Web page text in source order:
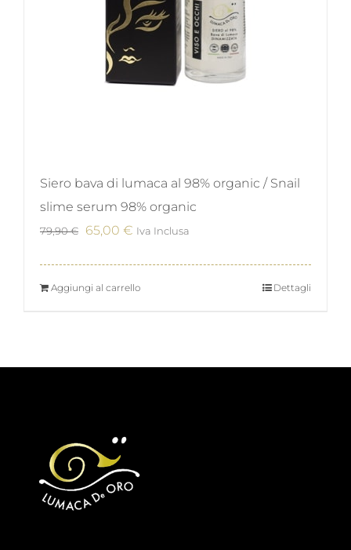
Siero bava di lumaca al 98% organic / Snail
slime serum 98% organic
79,90€
Il
era:
65,00 € IlIva Inclusa
Aggiungi al carrello Dettagli